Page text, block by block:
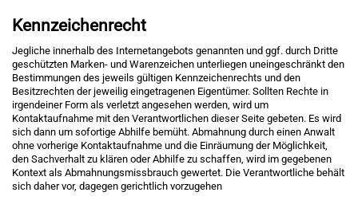
Kennzeichenrecht
Jegliche innerhalb des Internetangebots genannten und ggf. durch Dritte
geschützten Marken- und Warenzeichen unterliegen uneingeschränkt den
Bestimmungen des jeweils gültigen Kennzeichenrechts und den
Besitzrechten der jeweilig eingetragenen Eigentümer. Sollten Rechte in
irgendeiner Form als verletzt angesehen werden, wird um
Kontaktaufnahme mit den Verantwortlichen dieser Seite gebeten. Es wird
sich dann um sofortige Abhilfe bemüht. Abmahnung durch einen Anwalt
ohne vorherige Kontaktaufnahme und die Einräumung der Möglichkeit,
den Sachverhalt zu klären oder Abhilfe zu schaffen, wird im gegebenen
Kontext als Abmahnungsmissbrauch gewertet. Die Verantwortliche behält
sich daher vor, dagegen gerichtlich vorzugehen